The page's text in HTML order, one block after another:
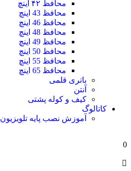
محافظ ۴۲ اینچ
محافظ 43 اینچ
محافظ 46 اینچ
محافظ 48 اینچ
محافظ 49 اینچ
محافظ 50 اینچ
محافظ 55 اینچ
محافظ 65 اینچ
باتری قلمی
آنتن
کیف و کوله پشتی
کاتالوگ
آموزش نصب پایه تلویزیون
0